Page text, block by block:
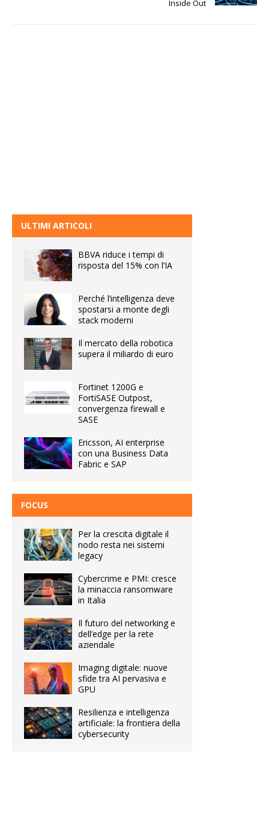
Inside Out
ULTIMI ARTICOLI
BBVA riduce i tempi di
risposta del 15% con l’IA
Perché l’intelligenza deve
spostarsi a monte degli
stack moderni
Il mercato della robotica
supera il miliardo di euro
Fortinet 1200G e
FortiSASE Outpost,
convergenza firewall e
SASE
Ericsson, AI enterprise
con una Business Data
Fabric e SAP
FOCUS
Per la crescita digitale il
nodo resta nei sistemi
legacy
Cybercrime e PMI: cresce
la minaccia ransomware
in Italia
Il futuro del networking e
dell’edge per la rete
aziendale
Imaging digitale: nuove
sfide tra AI pervasiva e
GPU
Resilienza e intelligenza
artificiale: la frontiera della
cybersecurity